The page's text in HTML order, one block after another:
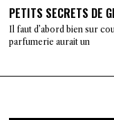
PETITS SECRETS DE
Il faut d’abord bien sur
parfumerie aurait un